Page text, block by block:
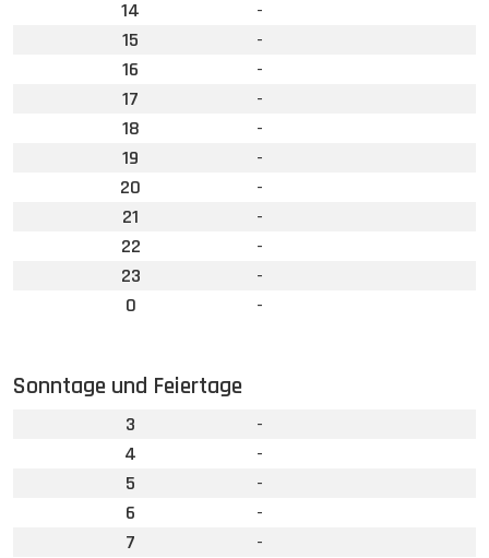
14
-
15
-
16
-
17
-
18
-
19
-
20
-
21
-
22
-
23
-
0
-
Sonntage und Feiertage
3
-
4
-
5
-
6
-
7
-